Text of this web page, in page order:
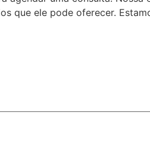
que ele pode oferecer.